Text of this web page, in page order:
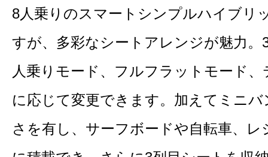
8人乗りのスマートシンプルハイブリ
すが、多彩なシートアレンジが魅力
人乗りモード、フルフラットモード
に応じて変更できます。加えてミニ
さを有し、サーフボードや自転車、